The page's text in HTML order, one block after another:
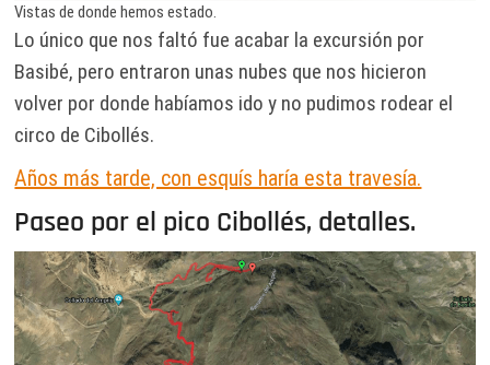
Vistas de donde hemos estado.
Lo único que nos faltó fue acabar la excursión por
Basibé, pero entraron unas nubes que nos hicieron
volver por donde habíamos ido y no pudimos rodear el
circo de Cibollés.
Años más tarde, con esquís haría esta travesía.
Paseo por el pico Cibollés, detalles.